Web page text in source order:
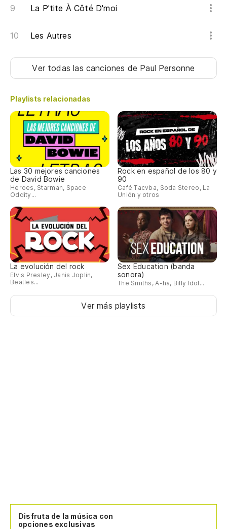
La P'tite À Côté D'moi
Les Autres
Ver todas las canciones de Paul Personne
Playlists relacionadas
Las 30 mejores canciones
de David Bowie
Heroes, Starman, Space
Oddity...
Rock en español de los 80 y
90
Café Tacvba, Soda Stereo, La
Unión y otros
La evolución del rock
Elvis Presley, Janis Joplin,
Beatles...
Sex Education (banda
sonora)
The Smiths, A-ha, Billy Idol...
Ver más playlists
Disfruta de la música con
opciones exclusivas